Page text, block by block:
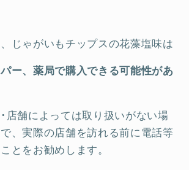
じゃがいもチップスの花藻塩味は
ー、薬局で購入できる可能性があ
店舗によっては取り扱いがない場
、実際の店舗を訪れる前に電話等
とをお勧めします。